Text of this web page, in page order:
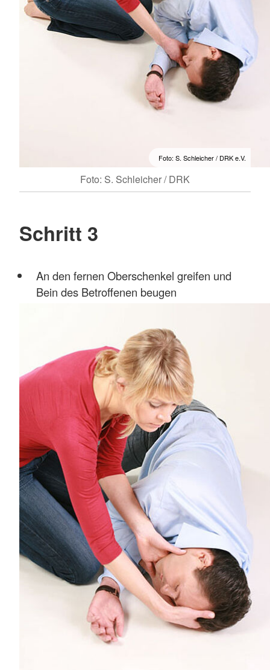
Foto: S. Schleicher / DRK e.V.
Foto: S. Schleicher / DRK
Schritt 3
An den fernen Oberschenkel greifen und
Bein des Betroffenen beugen